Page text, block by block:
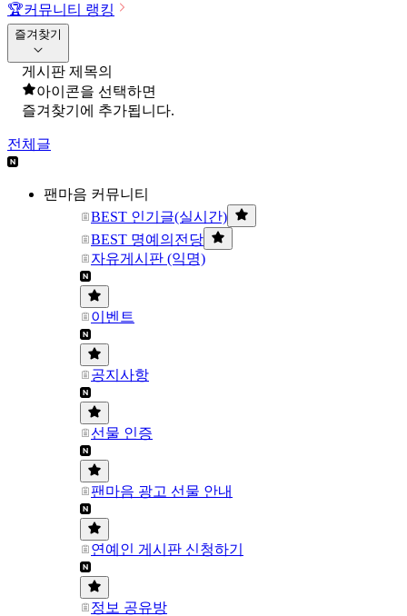
🏆커뮤니티 랭킹
즐겨찾기
게시판 제목의
아이콘을 선택하면
즐겨찾기에 추가됩니다.
전체글
팬마음 커뮤니티
BEST 인기글(실시간)
BEST 명예의전당
자유게시판 (익명)
이벤트
공지사항
선물 인증
팬마음 광고 선물 안내
연예인 게시판 신청하기
정보 공유방